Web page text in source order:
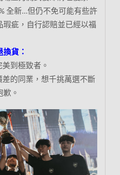
全新…但仍不免可能有些許
疵，自行認賠並已經以福
貨：
到極致者。
的同業，想千挑萬選不斷
。